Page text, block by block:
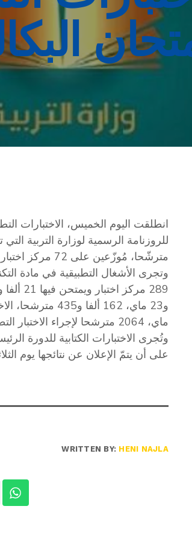
مترشّحا، مُوزّعين على 72 مركز اختبار، الاختبارات الشفوية في مادة التربية الموسيقية.
ماي، 2064 مترشحا لإجراء الاختبار التطبيقي والشفوي في مادة الاختصاص الرياضي، بـ 87 مركز اختبار.
على أن يتمّ الإعلان عن نتائجها يوم الثلاثاء 23 جوان
WRITTEN BY: HENI NAJLA